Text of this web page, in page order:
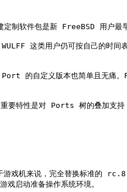
制软件包是新 FreeBSD 用户最早
这类用户仍可按自己的时间表
的自定义版本也简单且无痛
要特性是对 Ports 树的叠加支持
游戏机来说，完全替换标准的
启动准备操作系统环境。